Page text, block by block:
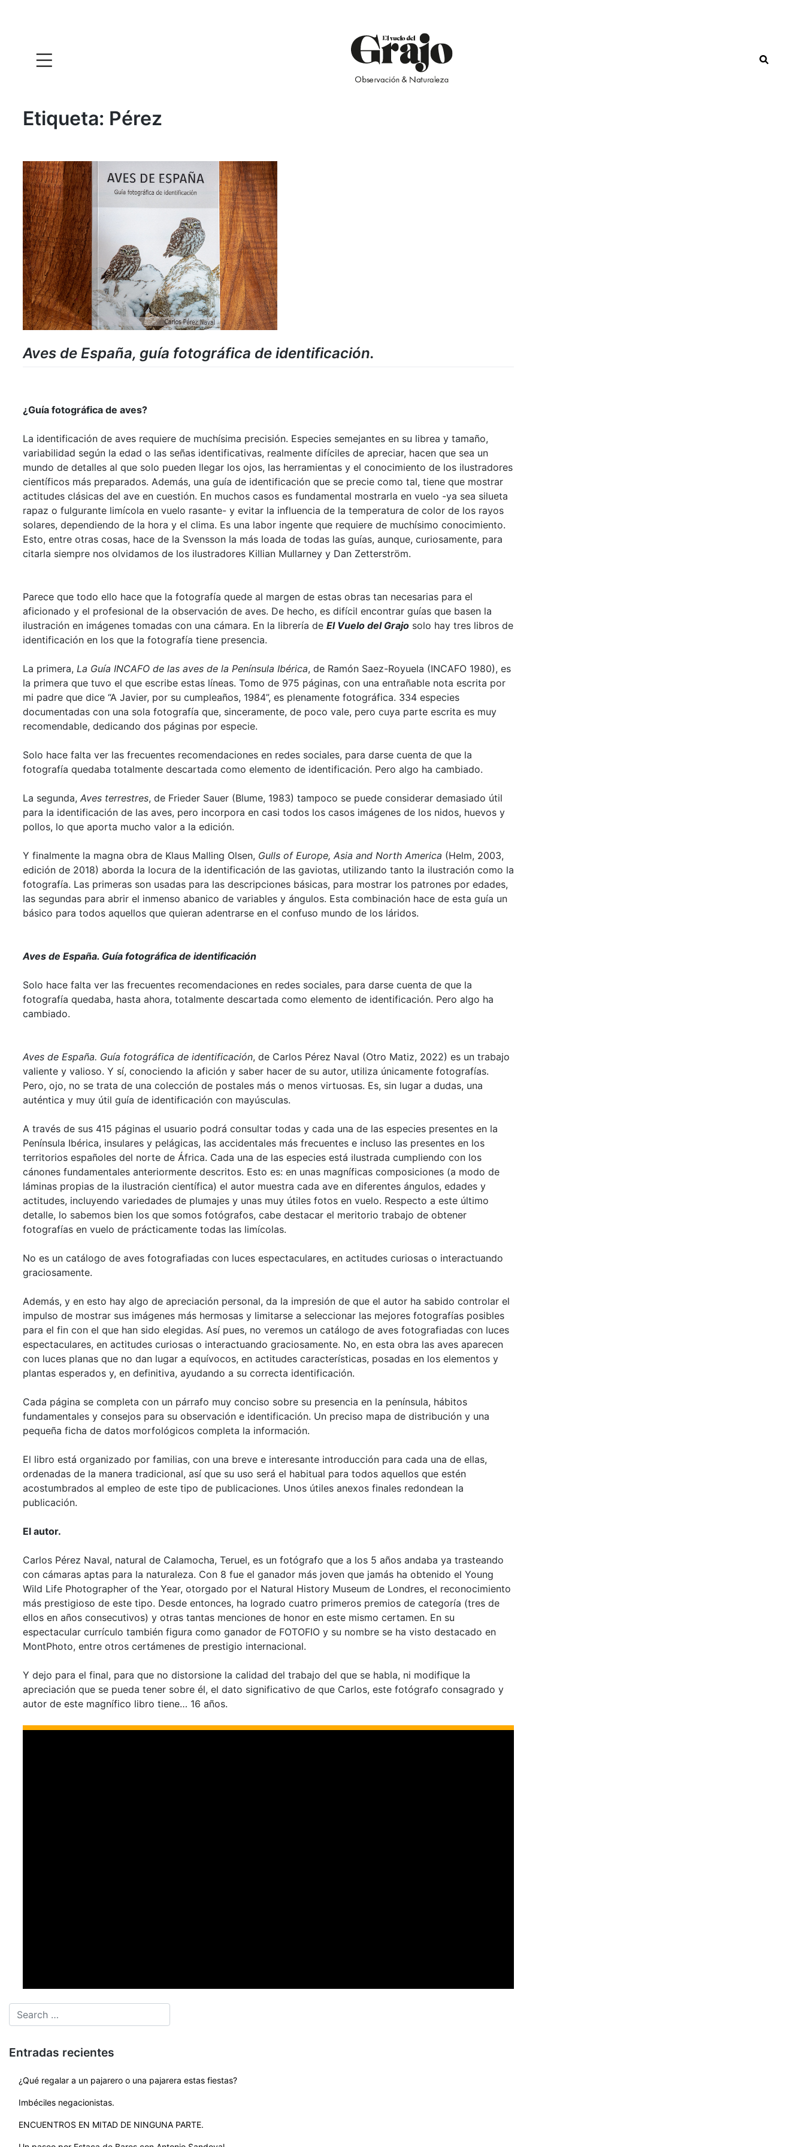
Etiqueta: Pérez
Aves de España, guía fotográfica de identificación.
¿Guía fotográfica de aves?
La identificación de aves requiere de muchísima precisión. Especies semejantes en su librea y tamaño,
variabilidad según la edad o las señas identificativas, realmente difíciles de apreciar, hacen que sea un
mundo de detalles al que solo pueden llegar los ojos, las herramientas y el conocimiento de los ilustradores
científicos más preparados. Además, una guía de identificación que se precie como tal, tiene que mostrar
actitudes clásicas del ave en cuestión. En muchos casos es fundamental mostrarla en vuelo -ya sea silueta
rapaz o fulgurante limícola en vuelo rasante- y evitar la influencia de la temperatura de color de los rayos
solares, dependiendo de la hora y el clima. Es una labor ingente que requiere de muchísimo conocimiento.
Esto, entre otras cosas, hace de la Svensson la más loada de todas las guías, aunque, curiosamente, para
citarla siempre nos olvidamos de los ilustradores Killian Mullarney y Dan Zetterström.
Parece que todo ello hace que la fotografía quede al margen de estas obras tan necesarias para el
aficionado y el profesional de la observación de aves. De hecho, es difícil encontrar guías que basen la
ilustración en imágenes tomadas con una cámara. En la librería de El Vuelo del Grajo solo hay tres libros de
identificación en los que la fotografía tiene presencia.
La primera, La Guía INCAFO de las aves de la Península Ibérica, de Ramón Saez-Royuela (INCAFO 1980), es
la primera que tuvo el que escribe estas líneas. Tomo de 975 páginas, con una entrañable nota escrita por
mi padre que dice “A Javier, por su cumpleaños, 1984”, es plenamente fotográfica. 334 especies
documentadas con una sola fotografía que, sinceramente, de poco vale, pero cuya parte escrita es muy
recomendable, dedicando dos páginas por especie.
Solo hace falta ver las frecuentes recomendaciones en redes sociales, para darse cuenta de que la
fotografía quedaba totalmente descartada como elemento de identificación. Pero algo ha cambiado.
La segunda, Aves terrestres, de Frieder Sauer (Blume, 1983) tampoco se puede considerar demasiado útil
para la identificación de las aves, pero incorpora en casi todos los casos imágenes de los nidos, huevos y
pollos, lo que aporta mucho valor a la edición.
Y finalmente la magna obra de Klaus Malling Olsen, Gulls of Europe, Asia and North America (Helm, 2003,
edición de 2018) aborda la locura de la identificación de las gaviotas, utilizando tanto la ilustración como la
fotografía. Las primeras son usadas para las descripciones básicas, para mostrar los patrones por edades,
las segundas para abrir el inmenso abanico de variables y ángulos. Esta combinación hace de esta guía un
básico para todos aquellos que quieran adentrarse en el confuso mundo de los láridos.
Aves de España. Guía fotográfica de identificación
Solo hace falta ver las frecuentes recomendaciones en redes sociales, para darse cuenta de que la
fotografía quedaba, hasta ahora, totalmente descartada como elemento de identificación. Pero algo ha
cambiado.
Aves de España. Guía fotográfica de identificación, de Carlos Pérez Naval (Otro Matiz, 2022) es un trabajo
valiente y valioso. Y sí, conociendo la afición y saber hacer de su autor, utiliza únicamente fotografías.
Pero, ojo, no se trata de una colección de postales más o menos virtuosas. Es, sin lugar a dudas, una
auténtica y muy útil guía de identificación con mayúsculas.
A través de sus 415 páginas el usuario podrá consultar todas y cada una de las especies presentes en la
Península Ibérica, insulares y pelágicas, las accidentales más frecuentes e incluso las presentes en los
territorios españoles del norte de África. Cada una de las especies está ilustrada cumpliendo con los
cánones fundamentales anteriormente descritos. Esto es: en unas magníficas composiciones (a modo de
láminas propias de la ilustración científica) el autor muestra cada ave en diferentes ángulos, edades y
actitudes, incluyendo variedades de plumajes y unas muy útiles fotos en vuelo. Respecto a este último
detalle, lo sabemos bien los que somos fotógrafos, cabe destacar el meritorio trabajo de obtener
fotografías en vuelo de prácticamente todas las limícolas.
No es un catálogo de aves fotografiadas con luces espectaculares, en actitudes curiosas o interactuando
graciosamente.
Además, y en esto hay algo de apreciación personal, da la impresión de que el autor ha sabido controlar el
impulso de mostrar sus imágenes más hermosas y limitarse a seleccionar las mejores fotografías posibles
para el fin con el que han sido elegidas. Así pues, no veremos un catálogo de aves fotografiadas con luces
espectaculares, en actitudes curiosas o interactuando graciosamente. No, en esta obra las aves aparecen
con luces planas que no dan lugar a equívocos, en actitudes características, posadas en los elementos y
plantas esperados y, en definitiva, ayudando a su correcta identificación.
Cada página se completa con un párrafo muy conciso sobre su presencia en la península, hábitos
fundamentales y consejos para su observación e identificación. Un preciso mapa de distribución y una
pequeña ficha de datos morfológicos completa la información.
El libro está organizado por familias, con una breve e interesante introducción para cada una de ellas,
ordenadas de la manera tradicional, así que su uso será el habitual para todos aquellos que estén
acostumbrados al empleo de este tipo de publicaciones. Unos útiles anexos finales redondean la
publicación.
El autor.
Carlos Pérez Naval, natural de Calamocha, Teruel, es un fotógrafo que a los 5 años andaba ya trasteando
con cámaras aptas para la naturaleza. Con 8 fue el ganador más joven que jamás ha obtenido el Young
Wild Life Photographer of the Year, otorgado por el Natural History Museum de Londres, el reconocimiento
más prestigioso de este tipo. Desde entonces, ha logrado cuatro primeros premios de categoría (tres de
ellos en años consecutivos) y otras tantas menciones de honor en este mismo certamen. En su
espectacular currículo también figura como ganador de FOTOFIO y su nombre se ha visto destacado en
MontPhoto, entre otros certámenes de prestigio internacional.
Y dejo para el final, para que no distorsione la calidad del trabajo del que se habla, ni modifique la
apreciación que se pueda tener sobre él, el dato significativo de que Carlos, este fotógrafo consagrado y
autor de este magnífico libro tiene… 16 años.
Entradas recientes
¿Qué regalar a un pajarero o una pajarera estas fiestas?
Imbéciles negacionistas.
ENCUENTROS EN MITAD DE NINGUNA PARTE.